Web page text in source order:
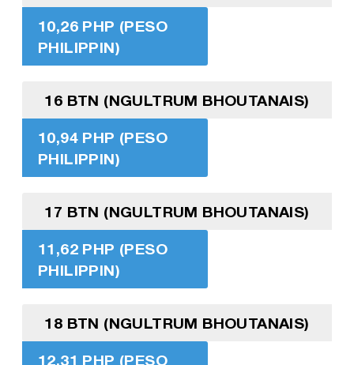
10,26 PHP (PESO
PHILIPPIN)
16 BTN (NGULTRUM BHOUTANAIS)
10,94 PHP (PESO
PHILIPPIN)
17 BTN (NGULTRUM BHOUTANAIS)
11,62 PHP (PESO
PHILIPPIN)
18 BTN (NGULTRUM BHOUTANAIS)
12,31 PHP (PESO